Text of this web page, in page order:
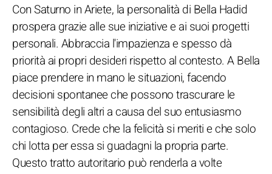
Con Saturno in Ariete, la personalità di Bella Hadid
prospera grazie alle sue iniziative e ai suoi progetti
personali. Abbraccia l'impazienza e spesso dà
priorità ai propri desideri rispetto al contesto. A Bella
piace prendere in mano le situazioni, facendo
decisioni spontanee che possono trascurare le
sensibilità degli altri a causa del suo entusiasmo
contagioso. Crede che la felicità si meriti e che solo
chi lotta per essa si guadagni la propria parte.
Questo tratto autoritario può renderla a volte